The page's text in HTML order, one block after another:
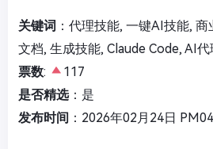
关键词 ：代理技能, 一键AI技能,
文档, 生成技能, Claude Code, AI
票数:
117
是否精选：是
发布时间 ：2026年02月24日